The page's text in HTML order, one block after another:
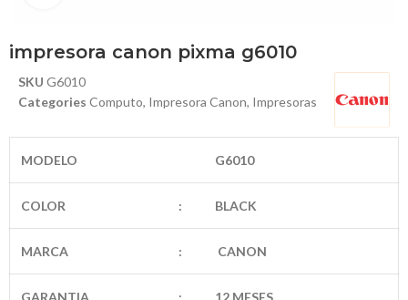
impresora canon pixma g6010
SKU G6010
Categories Computo, Impresora Canon, Impresoras
MODELO G6010
COLOR : BLACK
MARCA : CANON
GARANTIA : 12 MESES